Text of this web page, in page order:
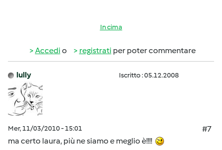
In cima
Accedi o registrati per poter commentare
lully Iscritto : 05.12.2008
Mer, 11/03/2010 - 15:01
#7
ma certo laura, più ne siamo e meglio è!!!!